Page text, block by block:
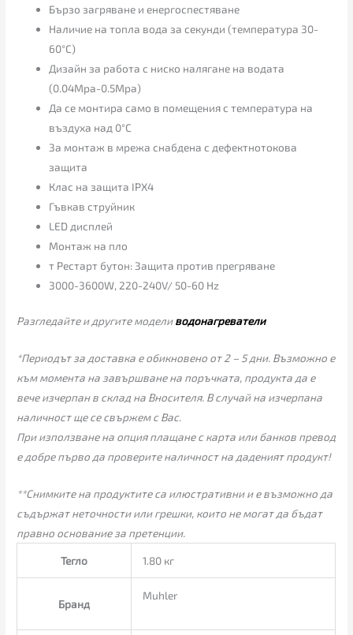
Бързо загряване и енергоспестяване
Наличие на топла вода за секунди (температура 30-
60°C)
Дизайн за работа с ниско налягане на водата
(0.04Mpa-0.5Mpa)
Да се монтира само в помещения с температура на
въздуха над 0°C
За монтаж в мрежа снабдена с дефектнотокова
защита
Клас на защита IPX4
Гъвкав струйник
LED дисплей
Монтаж на пло
т Рестарт бутон: Защита против прегряване
3000-3600W, 220-240V/ 50-60 Hz
Разгледайте и другите моделиводонагреватели
*Периодът за доставка е обикновено от 2 – 5 дни. Възможно е
към момента на завършване на поръчката, продукта да е
вече изчерпан в склад на Вносителя. В случай на изчерпана
наличност ще се свържем с Вас.
При използване на опция плащане с карта или банков превод
е добре първо да проверите наличност на даденият продукт!
**Снимките на продуктите са илюстративни и е възможно да
съдържат неточности или грешки, които не могат да бъдат
правно основание за претенции.
Тегло 1.80 кг
Бранд
Muhler